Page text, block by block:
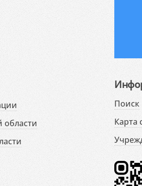
области
Поиск
Карта